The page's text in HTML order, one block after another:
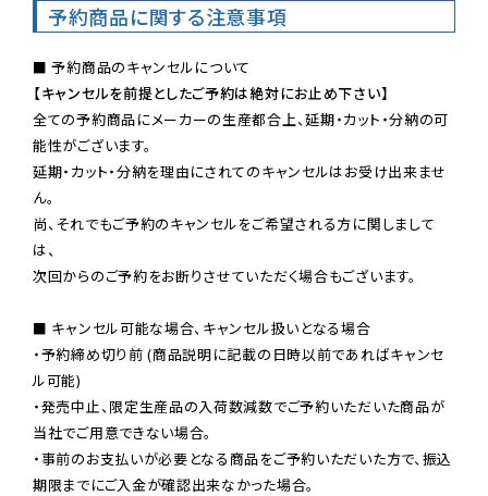
予約商品に関する注意事項
【キャンセルを前提としたご予約は絶対にお止め下さい】
全ての予約商品にメーカーの生産都合上、延期・カット・分納の可
能性がございます。
延期・カット・分納を理由にされてのキャンセルはお受け出来ませ
ん。
尚、それでもご予約のキャンセルをご希望される方に関しまして
は、
次回からのご予約をお断りさせていただく場合もございます。
■ キャンセル可能な場合、キャンセル扱いとなる場合
・予約締め切り前 (商品説明に記載の日時以前であればキャンセ
ル可能)
・発売中止、限定生産品の入荷数減数でご予約いただいた商品が
当社でご用意できない場合。
・事前のお支払いが必要となる商品をご予約いただいた方で、振込
期限までにご入金が確認出来なかった場合。